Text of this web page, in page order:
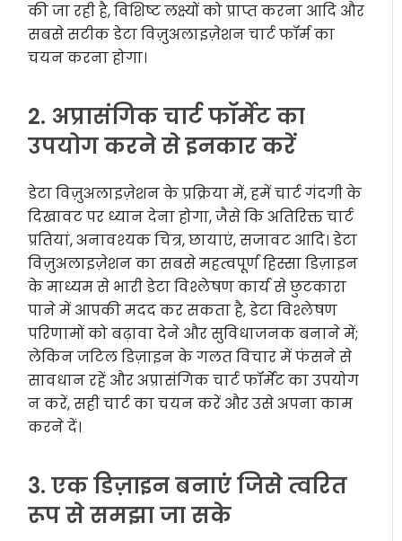
की जा रही है, विशिष्ट लक्ष्यों को प्राप्त करना आदि और
सबसे सटीक डेटा विज़ुअलाइज़ेशन चार्ट फॉर्म का
चयन करना होगा।
2. अप्रासंगिक चार्ट फॉर्मेट का
उपयोग करने से इनकार करें
डेटा विज़ुअलाइज़ेशन के प्रक्रिया में, हमें चार्ट गंदगी के
दिखावट पर ध्यान देना होगा, जैसे कि अतिरिक्त चार्ट
प्रतियां, अनावश्यक चित्र, छायाएं, सजावट आदि। डेटा
विज़ुअलाइज़ेशन का सबसे महत्वपूर्ण हिस्सा डिज़ाइन
के माध्यम से भारी डेटा विश्लेषण कार्य से छुटकारा
पाने में आपकी मदद कर सकता है, डेटा विश्लेषण
परिणामों को बढ़ावा देने और सुविधाजनक बनाने में;
लेकिन जटिल डिज़ाइन के गलत विचार में फंसने से
सावधान रहें और अप्रासंगिक चार्ट फॉर्मेट का उपयोग
न करें, सही चार्ट का चयन करें और उसे अपना काम
करने दें।
3. एक डिज़ाइन बनाएं जिसे त्वरित
रूप से समझा जा सके